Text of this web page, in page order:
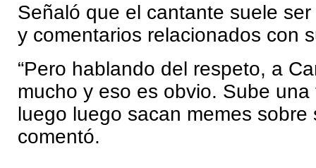
Señaló que el cantante suele
y comentarios relacionados con
“Pero hablando del respeto, a
mucho y eso es obvio. Sube
luego luego sacan memes sobre
comentó.